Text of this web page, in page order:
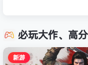
必玩大作、高
新游